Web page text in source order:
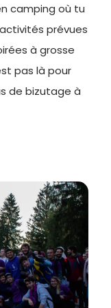
camping où tu
prévues
à grosse
pas là pour
de bizutage à